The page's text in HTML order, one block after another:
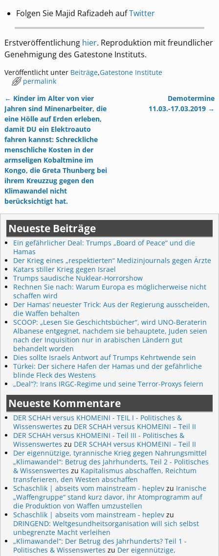
Folgen Sie Majid Rafizadeh aufTwitter
Erstveröffentlichung hier. Reproduktion mit freundlicher
Genehmigung des Gatestone Instituts.
Veröffentlicht unter Beiträge,Gatestone Institute
permalink
Artikelnavigation
← Kinder im Alter von vier
Jahren sind Minenarbeiter, die
eine Hölle auf Erden erleben,
damit DU ein Elektroauto
fahren kannst: Schreckliche
menschliche Kosten in der
armseligen Kobaltmine im
Kongo, die Greta Thunberg bei
ihrem Kreuzzug gegen den
Klimawandel nicht
berücksichtigt hat.
Demotermine
11.03.-17.03.2019 →
Neueste Beiträge
Ein gefährlicher Deal: Trumps „Board of Peace“ und die
Hamas
Der Krieg eines „respektierten“ Medizinjournals gegen Ärzte
Katars stiller Krieg gegen Israel
Trumps saudische Nuklear-Horrorshow
Rechnen Sie nach: Warum Europa es möglicherweise nicht
schaffen wird
Der Hamas‘ neuester Trick: Aus der Regierung ausscheiden,
die Waffen behalten
SCOOP: „Lesen Sie Geschichtsbücher“, wird UNO-Beraterin
Albanese entgegnet, nachdem sie behauptete, Juden seien
nach der Inquisition nur in arabischen Ländern gut
behandelt worden
Dies sollte Israels Antwort auf Trumps Kehrtwende sein
Türkei: Der sichere Hafen der Hamas und der gefährliche
blinde Fleck des Westens
„Deal“?: Irans IRGC-Regime und seine Terror-Proxys feiern
Neueste Kommentare
DER SCHAH versus KHOMEINI - TEIL I - Politisches &
Wissenswertes zu DER SCHAH versus KHOMEINI – Teil II
DER SCHAH versus KHOMEINI - Teil III - Politisches &
Wissenswertes zu DER SCHAH versus KHOMEINI – Teil II
Der eigennützige, tyrannische Krieg gegen Nahrungsmittel
„Klimawandel“: Betrug des Jahrhunderts, Teil 2 - Politisches
& Wissenswertes zu Kapitalismus abschaffen, Reichtum
transferieren, den Westen abschaffen
Schaschlik | abseits vom mainstream - heplev zu Iranische
„Waffengruppe“ stand kurz davor, ihr Atomprogramm auf
die Produktion von Waffen umzustellen
Schaschlik | abseits vom mainstream - heplev zu
DRINGEND: Weltgesundheitsorganisation will sich selbst
unbegrenzte Macht verleihen
„Klimawandel“: Der Betrug des Jahrhunderts? Teil 1 -
Politisches & Wissenswertes zu Der eigennützige,